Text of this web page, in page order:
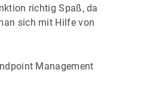
richtig Spaß, da
sich mit Hilfe von
Management